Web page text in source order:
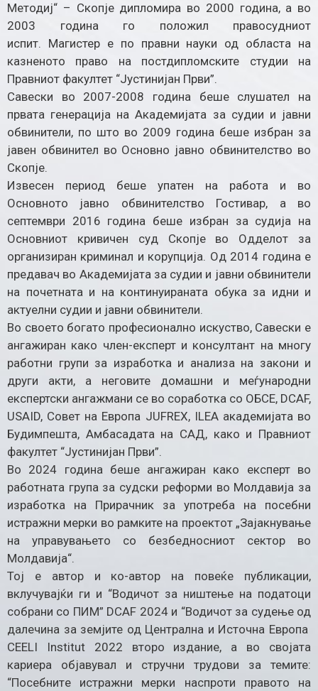
Методиј“ – Скопје дипломира во 2000 година, а во
2003 година го положил правосудниот
испит. Магистер е по правни науки од областа на
казненото право на постдипломските студии на
Правниот факултет “Јустинијан Први”.
Савески во 2007-2008 година беше слушател на
првата генерација на Академијата за судии и јавни
обвинители, по што во 2009 година беше избран за
јавен обвинител во Основно јавно обвинителство во
Скопје.
Извесен период беше упатен на работа и во
Основното јавно обвинителство Гостивар, а во
септември 2016 година беше избран за судија на
Основниот кривичен суд Скопје во Одделот за
организиран криминал и корупција. Од 2014 година е
предавач во Академијата за судии и јавни обвинители
на почетната и на континуираната обука за идни и
актуелни судии и јавни обвинители.
Во своето богато професионално искуство, Савески е
ангажиран како член-експерт и консултант на многу
работни групи за изработка и анализа на закони и
други акти, а неговите домашни и меѓународни
експертски ангажмани се во соработка со ОБСЕ, DCAF,
USAID, Совет на Европа JUFREX, ILEA академијата во
Будимпешта, Амбасадата на САД, како и Правниот
факултет “Јустинијан Први”.
Во 2024 година беше ангажиран како експерт во
работната група за судски реформи во Молдавија за
изработка на Прирачник за употреба на посебни
истражни мерки во рамките на проектот „Зајакнување
на управувањето со безбедносниот сектор во
Молдавија“.
Тој е автор и ко-автор на повеќе публикации,
вклучувајќи ги и “Водичот за ништење на податоци
собрани со ПИМ” DCAF 2024 и “Водичот за судење од
далечина за земјите од Централна и Источна Европа
CEELI Institut 2022 второ издание, а во својата
кариера објавувал и стручни трудови за темите:
“Посебнитe истражни мерки наспроти правото на